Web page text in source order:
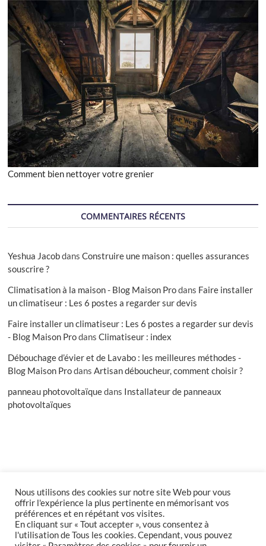
Comment bien nettoyer votre grenier
COMMENTAIRES RÉCENTS
Yeshua JacobdansConstruire une maison : quelles assurances
souscrire ?
Climatisation à la maison - Blog Maison Prodans Faire installer
un climatiseur : Les 6 postes a regarder sur devis
Faire installer un climatiseur : Les 6 postes a regarder sur devis
- Blog Maison ProdansClimatiseur : index
Débouchage d’évier et de Lavabo : les meilleures méthodes -
Blog Maison ProdansArtisan déboucheur, comment choisir ?
panneau photovoltaïquedans Installateur de panneaux
photovoltaïques
facebook
Accueil Inscription Connexion Compte
Nous utilisons des cookies sur notre site Web pour vous
offrir l'expérience la plus pertinente en mémorisant vos
préférences et en répétant vos visites.
En cliquant sur « Tout accepter », vous consentez à
l'utilisation de Tous les cookies. Cependant, vous pouvez